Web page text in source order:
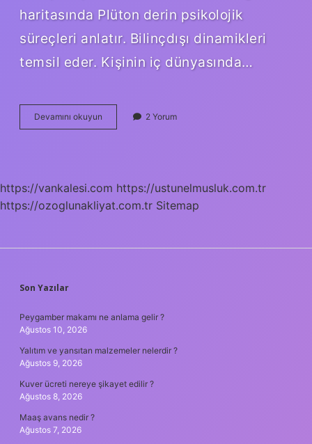
haritasında Plüton derin psikolojik
süreçleri anlatır. Bilinçdışı dinamikleri
temsil eder. Kişinin iç dünyasında…
Devamını okuyun
Haritasında
2 Yorum
https://vankalesi.com https://ustunelmusluk.com.tr
https://ozoglunakliyat.com.tr Sitemap
SIDEBAR
Son Yazılar
Peygamber makamı ne anlama gelir ?
Ağustos 10, 2026
Yalıtım ve yansıtan malzemeler nelerdir ?
Ağustos 9, 2026
Kuver ücreti nereye şikayet edilir ?
Ağustos 8, 2026
Maaş avans nedir ?
Ağustos 7, 2026